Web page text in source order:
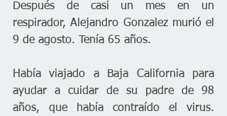
Después de casi un mes en un
respirador, Alejandro Gonzalez murió el
9 de agosto. Tenía 65 años.
Había viajado a Baja California para
ayudar a cuidar de su padre de 98
años, que había contraído el virus.